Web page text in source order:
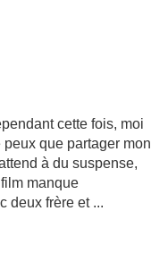
cette fois, moi
que partager mon
à du suspense,
manque
deux frère et ...